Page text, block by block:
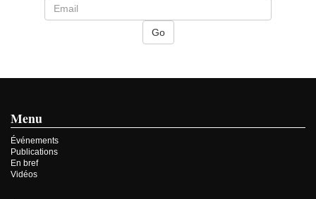
Menu
Événements
Publications
En bref
Vidéos